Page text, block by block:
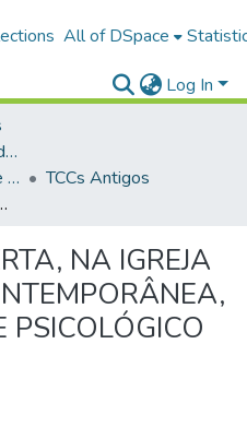
All of DSpace
Log In
Faculdade Batista do Rio de Janeiro (FABAT-RJ)
Trabalhos de Conclusão de Curso (TCC)
TCCs Antigos
SOB O ENFOQUE PSICOLÓGICO
NA IGREJA